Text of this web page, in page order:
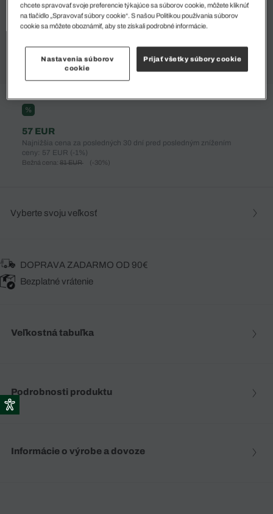
%
57 EUR
Najnižšia cena za posledných 30 dní pred posledným znížením
ceny: 57 EUR (-1%)
Bežná cena: 81 EUR (-30%)
Vyberte svoju veľkosť
DOPRAVA ZADARMO OD 90€
Bezplatné vrátenie
Veľkostná tabuľka
Podrobnosti produktu
Informácie o výrobe a dovoze
chcete spravovať svoje preferencie týkajúce sa súborov cookie, môžete kliknúť
na tlačidlo „Spravovať súbory cookie“. S našou Politikou používania súborov
cookie sa môžete oboznámiť, aby ste získali podrobné informácie.
Nastavenia súborov
cookie
Prijať všetky súbory cookie